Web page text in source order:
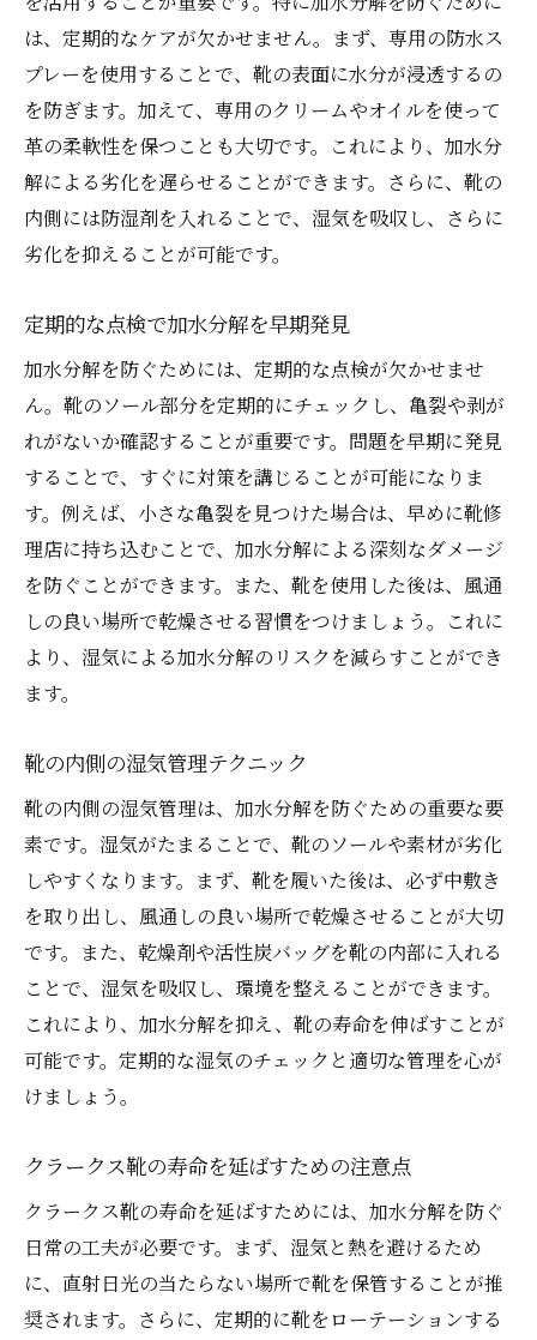
は、定期的なケアが欠かせません。まず、専用の防水ス
プレーを使用することで、靴の表面に水分が浸透するの
を防ぎます。加えて、専用のクリームやオイルを使って
革の柔軟性を保つことも大切です。これにより、加水分
解による劣化を遅らせることができます。さらに、靴の
内側には防湿剤を入れることで、湿気を吸収し、さらに
劣化を抑えることが可能です。
定期的な点検で加水分解を早期発見
加水分解を防ぐためには、定期的な点検が欠かせませ
ん。靴のソール部分を定期的にチェックし、亀裂や剥が
れがないか確認することが重要です。問題を早期に発見
することで、すぐに対策を講じることが可能になりま
す。例えば、小さな亀裂を見つけた場合は、早めに靴修
理店に持ち込むことで、加水分解による深刻なダメージ
を防ぐことができます。また、靴を使用した後は、風通
しの良い場所で乾燥させる習慣をつけましょう。これに
より、湿気による加水分解のリスクを減らすことができ
ます。
靴の内側の湿気管理テクニック
靴の内側の湿気管理は、加水分解を防ぐための重要な要
素です。湿気がたまることで、靴のソールや素材が劣化
しやすくなります。まず、靴を履いた後は、必ず中敷き
を取り出し、風通しの良い場所で乾燥させることが大切
です。また、乾燥剤や活性炭バッグを靴の内部に入れる
ことで、湿気を吸収し、環境を整えることができます。
これにより、加水分解を抑え、靴の寿命を伸ばすことが
可能です。定期的な湿気のチェックと適切な管理を心が
けましょう。
クラークス靴の寿命を延ばすための注意点
クラークス靴の寿命を延ばすためには、加水分解を防ぐ
日常の工夫が必要です。まず、湿気と熱を避けるため
に、直射日光の当たらない場所で靴を保管することが推
奨されます。さらに、定期的に靴をローテーションする